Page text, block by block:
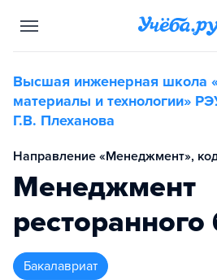
Высшая инженерная школа
материалы и технологии»
Г.В. Плеханова
Направление «Менеджмент»,
Менеджмент
ресторанного
бакалавриат